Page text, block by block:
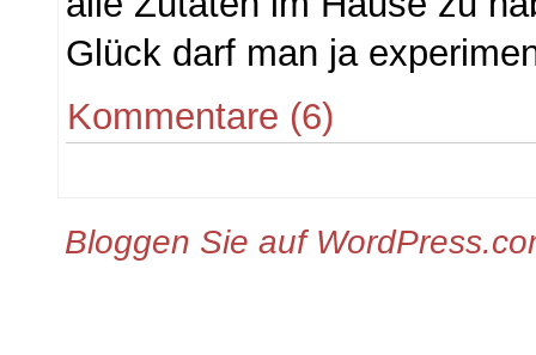
Glück darf man ja
Kommentare (6)
Bloggen Sie auf